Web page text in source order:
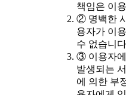
책임은 이
② 명백한
용자가 이
수 없습니
③ 이용자에
발생되는
에 의한 부